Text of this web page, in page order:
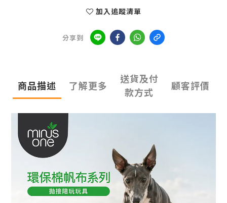
加入追蹤清單
分享到
商品描述 了解更多
送貨及付
款方式
顧客評價